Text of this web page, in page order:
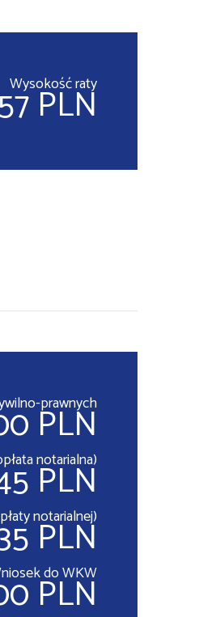
Wysokość raty
PLN
prawnych
PLN
notarialna)
PLN
notarialnej)
PLN
do WKW
PLN